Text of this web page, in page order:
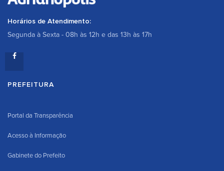
Horários de Atendimento:
Segunda à Sexta - 08h às 12h e das 13h às 17h
PREFEITURA
Portal da Transparência
Acesso à Informação
Gabinete do Prefeito